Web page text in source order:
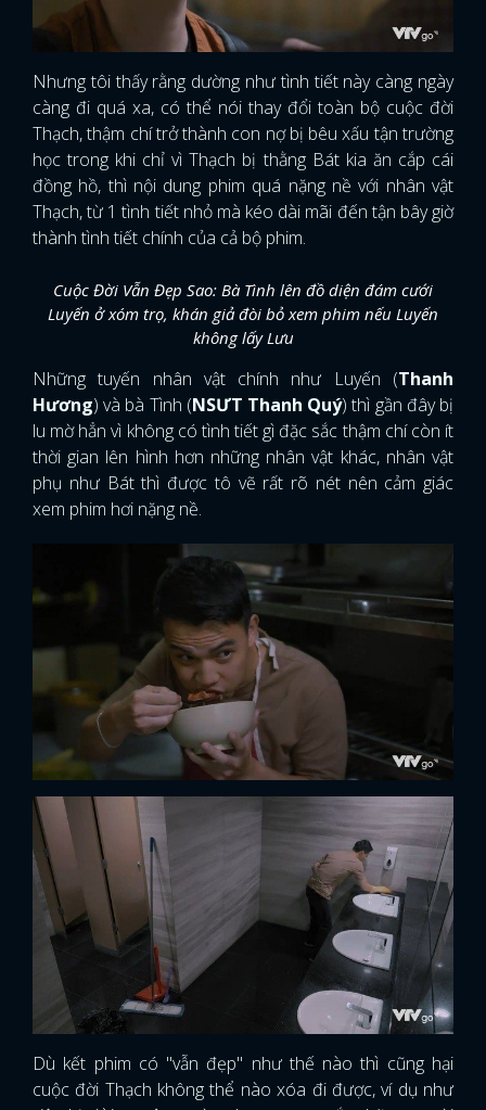
Nhưng tôi thấy rằng dường như tình tiết này càng ngày
càng đi quá xa, có thể nói thay đổi toàn bộ cuộc đời
Thạch, thậm chí trở thành con nợ bị bêu xấu tận trường
học trong khi chỉ vì Thạch bị thằng Bát kia ăn cắp cái
đồng hồ, thì nội dung phim quá nặng nề với nhân vật
Thạch, từ 1 tình tiết nhỏ mà kéo dài mãi đến tận bây giờ
thành tình tiết chính của cả bộ phim.
Cuộc Đời Vẫn Đẹp Sao: Bà Tình lên đồ diện đám cưới
Luyến ở xóm trọ, khán giả đòi bỏ xem phim nếu Luyến
không lấy Lưu
Những tuyến nhân vật chính như Luyến (Thanh
Hương) và bà Tình (NSƯT Thanh Quý) thì gần đây bị
lu mờ hẳn vì không có tình tiết gì đặc sắc thậm chí còn ít
thời gian lên hình hơn những nhân vật khác, nhân vật
phụ như Bát thì được tô vẽ rất rõ nét nên cảm giác
xem phim hơi nặng nề.
Dù kết phim có "vẫn đẹp" như thế nào thì cũng hại
cuộc đời Thạch không thể nào xóa đi được, ví dụ như